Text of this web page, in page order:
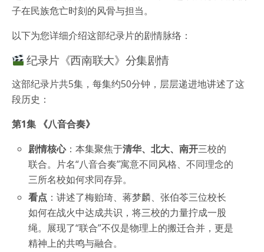
子在民族危亡时刻的风骨与担当。
以下为您详细介绍这部纪录片的剧情脉络：
纪录片《西南联大》分集剧情
这部纪录片共5集，每集约50分钟，层层递进地讲述了这
段历史：
第1集 《八音合奏》
剧情核心：本集聚焦于清华、北大、南开三校的
联合。片名“八音合奏”寓意不同风格、不同理念的
三所名校如何求同存异。
看点 ：讲述了梅贻琦、蒋梦麟、张伯苓三位校长
如何在战火中达成共识，将三校的力量拧成一股
绳。展现了“联合”不仅是物理上的搬迁合并，更是
精神上的共鸣与融合。